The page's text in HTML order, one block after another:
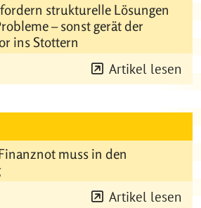
strukturelle Lösungen
– sonst gerät der
ins Stottern
Artikel lesen
muss in den
Artikel lesen